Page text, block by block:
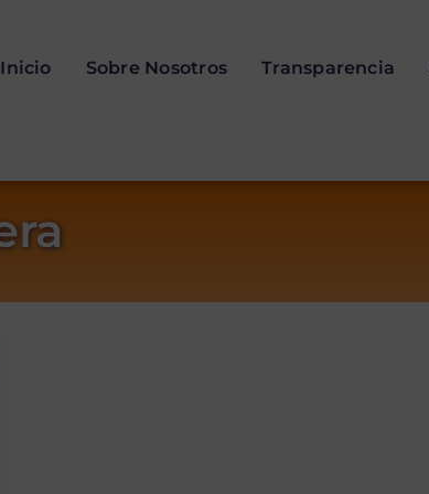
Inicio Sobre Nosotros Transparencia